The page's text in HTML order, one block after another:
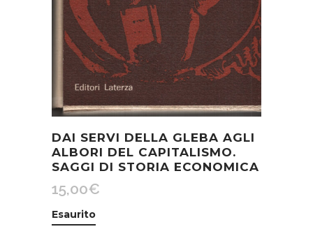
DAI SERVI DELLA GLEBA AGLI
ALBORI DEL CAPITALISMO.
SAGGI DI STORIA ECONOMICA
15,00€
Esaurito